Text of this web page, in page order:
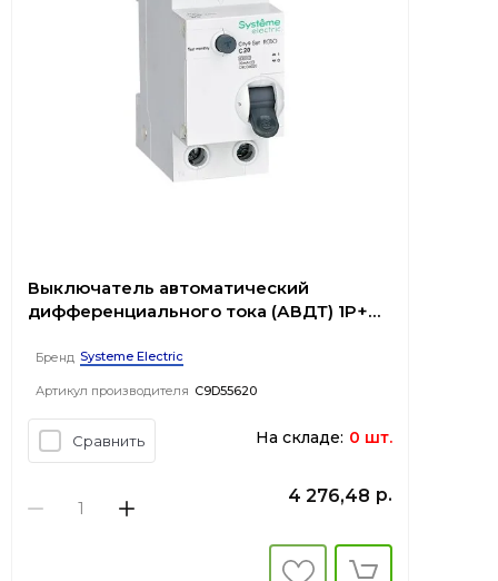
Выключатель автоматический
дифференциального тока (АВДТ) 1P+N
Бренд Systeme Electric
Артикул производителя C9D55620
Сравнить На складе: 0 шт.
4 276,48 р.